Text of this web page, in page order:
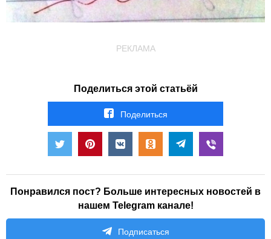
РЕКЛАМА
Поделиться этой статьёй
Поделиться
Понравился пост? Больше интересных новостей в
нашем Telegram канале!
Подписаться